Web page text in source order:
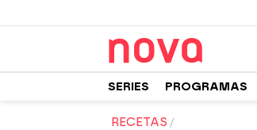
SERIES PROGRAMAS
RECETAS